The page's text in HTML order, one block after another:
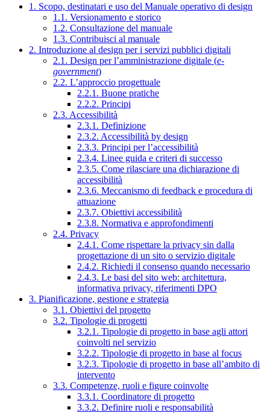
1. Scopo, destinatari e uso del Manuale operativo di design
1.1. Versionamento e storico
1.2. Consultazione del manuale
1.3. Contribuisci al manuale
2. Introduzione al design per i servizi pubblici digitali
2.1. Design per l’amministrazione digitale (e-
government)
2.2. L’approccio progettuale
2.2.1. Buone pratiche
2.2.2. Principi
2.3. Accessibilità
2.3.1. Definizione
2.3.2. Accessibilità by design
2.3.3. Principi per l’accessibilità
2.3.4. Linee guida e criteri di successo
2.3.5. Come rilasciare una dichiarazione di
accessibilità
2.3.6. Meccanismo di feedback e procedura di
attuazione
2.3.7. Obiettivi accessibilità
2.3.8. Normativa e approfondimenti
2.4. Privacy
2.4.1. Come rispettare la privacy sin dalla
progettazione di un sito o servizio digitale
2.4.2. Richiedi il consenso quando necessario
2.4.3. Le basi del sito web: architettura,
informativa privacy, riferimenti DPO
3. Pianificazione, gestione e strategia
3.1. Obiettivi del progetto
3.2. Tipologie di progetti
3.2.1. Tipologie di progetto in base agli attori
coinvolti nel servizio
3.2.2. Tipologie di progetto in base al focus
3.2.3. Tipologie di progetto in base all’ambito di
intervento
3.3. Competenze, ruoli e figure coinvolte
3.3.1. Coordinatore di progetto
3.3.2. Definire ruoli e responsabilità